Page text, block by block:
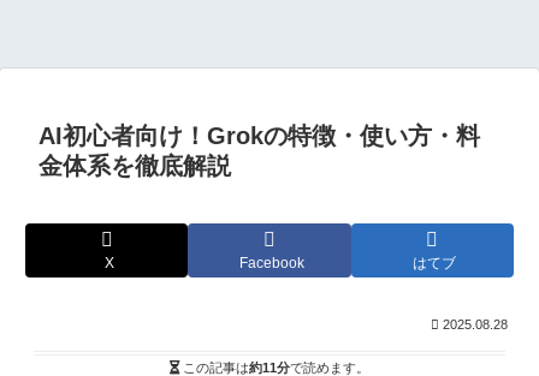
AI初心者向け！Grokの特徴・使い方・料
金体系を徹底解説
X Facebook はてブ
2025.08.28
この記事は約11分で読めます。